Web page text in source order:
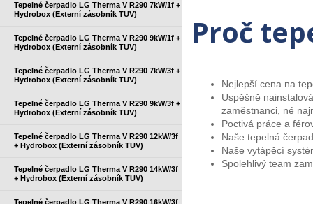
Tepelné čerpadlo LG Therma V R290 7kW/1f +
Hydrobox (Externí zásobník TUV)
Tepelné čerpadlo LG Therma V R290 9kW/1f +
Hydrobox (Externí zásobník TUV)
Tepelné čerpadlo LG Therma V R290 7kW/3f +
Hydrobox (Externí zásobník TUV)
Tepelné čerpadlo LG Therma V R290 9kW/3f +
Hydrobox (Externí zásobník TUV)
Tepelné čerpadlo LG Therma V R290 12kW/3f
+ Hydrobox (Externí zásobník TUV)
Tepelné čerpadlo LG Therma V R290 14kW/3f
+ Hydrobox (Externí zásobník TUV)
Tepelné čerpadlo LG Therma V R290 16kW/3f
Proč
Nejlepší cena na
Uspěšně
zaměstnanci, né
Poctivá práce a
Naše tepelná
Naše vytápěcí
Spolehlivý team